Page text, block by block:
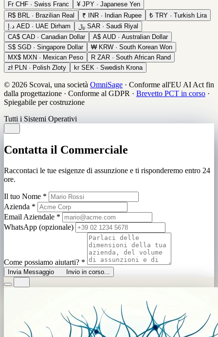
Fr CHF · Swiss Franc ¥ JPY · Japanese Yen
R$ BRL · Brazilian Real ₹ INR · Indian Rupee ₺ TRY · Turkish Lira
د.إ AED · UAE Dirham ﷼ SAR · Saudi Riyal
CA$ CAD · Canadian Dollar A$ AUD · Australian Dollar
S$ SGD · Singapore Dollar ₩ KRW · South Korean Won
MX$ MXN · Mexican Peso R ZAR · South African Rand
zł PLN · Polish Zloty kr SEK · Swedish Krona
© 2026 Scovai, una società OmniSage · Conforme all'EU AI Act fin
dalla progettazione · Conforme al GDPR · Brevetto PCT in corso ·
Spiegabile per costruzione
Tutti i Sistemi Operativi
Contatta il Commerciale
Raccontaci le tue esigenze di assunzione e ti risponderemo entro 24
ore.
Il tuo Nome *
Azienda *
Email Aziendale *
WhatsApp (opzionale)
Come possiamo aiutarti? *
Invia Messaggio Invio in corso...